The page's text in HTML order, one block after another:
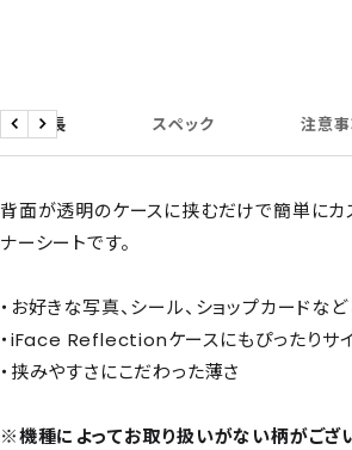
商品特長 スペック 注意
戻 次
背面が透明のケースに挟むだけで簡単にカ
ナーシートです。
・お好きな写真、シール、ショップカードな
・iFace Reflectionケースにもぴったりサイ
・挟みやすさにこだわった薄さ
※機種によってお取り扱いがない柄がござ